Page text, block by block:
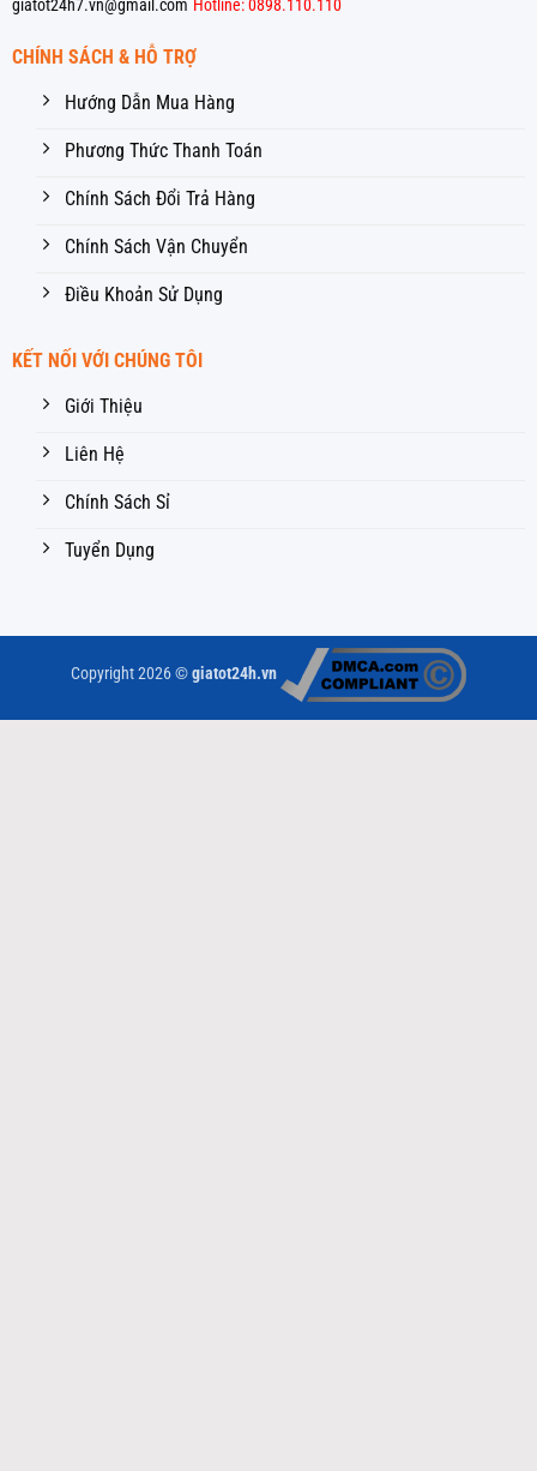
giatot24h7.vn@gmail.com Hotline: 0898.110.110
CHÍNH SÁCH & HỖ TRỢ
Hướng Dẫn Mua Hàng
Phương Thức Thanh Toán
Chính Sách Đổi Trả Hàng
Chính Sách Vận Chuyển
Điều Khoản Sử Dụng
KẾT NỐI VỚI CHÚNG TÔI
Giới Thiệu
Liên Hệ
Chính Sách Sỉ
Tuyển Dụng
Copyright 2026 ©giatot24h.vn